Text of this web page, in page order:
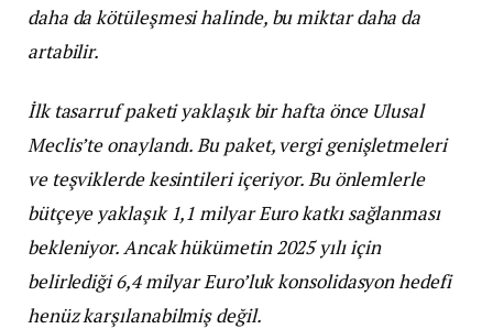
daha da kötüleşmesi halinde, bu miktar daha da
artabilir.
İlk tasarruf paketi yaklaşık bir hafta önce Ulusal
Meclis’te onaylandı. Bu paket, vergi genişletmeleri
ve teşviklerde kesintileri içeriyor. Bu önlemlerle
bütçeye yaklaşık 1,1 milyar Euro katkı sağlanması
bekleniyor. Ancak hükümetin 2025 yılı için
belirlediği 6,4 milyar Euro’luk konsolidasyon hedefi
henüz karşılanabilmiş değil.